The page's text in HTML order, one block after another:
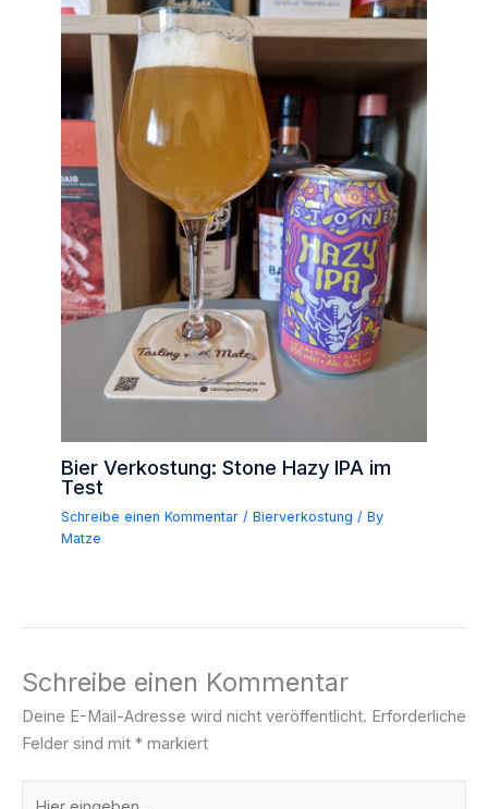
Bier Verkostung: Stone Hazy IPA im
Test
Schreibe einen Kommentar /Bierverkostung / By
Matze
Schreibe einen Kommentar
Deine E-Mail-Adresse wird nicht veröffentlicht. Erforderliche
Felder sind mit * markiert